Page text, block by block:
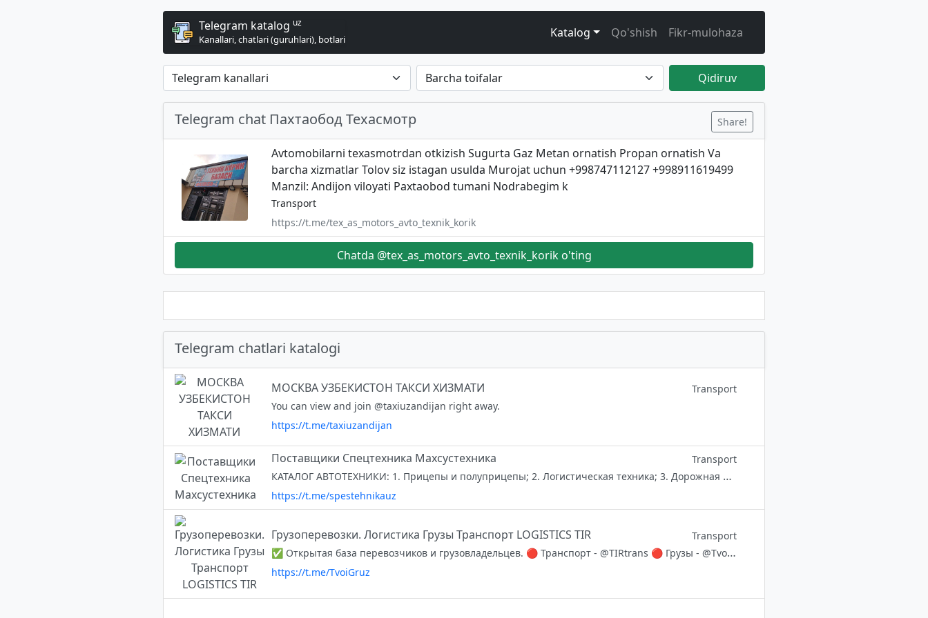
Telegram katalog uz
Kanallari, chatlari (guruhlari), botlari Katalog Qo'shish Fikr-mulohaza
Qidiruv
Telegram chat Пахтаобод Техасмотр Share!
Avtomobilarni texasmotrdan otkizish Sugurta Gaz Metan ornatish Propan ornatish Va
barcha xizmatlar Tolov siz istagan usulda Murojat uchun +998747112127 +998911619499
Manzil: Andijon viloyati Paxtaobod tumani Nodrabegim k
Transport
https://t.me/tex_as_motors_avto_texnik_korik
Chatda @tex_as_motors_avto_texnik_korik o'ting
Telegram chatlari katalogi
МОСКВА УЗБЕКИСТОН ТАКСИ ХИЗМАТИ
Transport
You can view and join @taxiuzandijan right away.
https://t.me/taxiuzandijan
Поставщики Спецтехника Махсустехника Transport
КАТАЛОГ АВТОТЕХНИКИ: 1. Прицепы и полуприцепы; 2. Логистическая техника; 3. Дорожная и строительно-ремонтная; 4. Коммунальная; 5. Сельскохозяйственная; 6. Спасательная спецтехника; 7. Исследовательская;
https://t.me/spestehnikauz
Грузоперевозки. Логистика Грузы Транспорт LOGISTICS TIR Transport
✅ Открытая база перевозчиков и грузовладельцев. 🔴 Транспорт - @TIRtrans 🔴 Грузы - @TvoiGruz 🔴 Беларусь - @cargo_BY 🔴 Турция - @Turkey_cargo_TIR 🔷🔹Группа компаний - ФеджиТрейд🔹🔷 👇 Ссылка
https://t.me/TvoiGruz